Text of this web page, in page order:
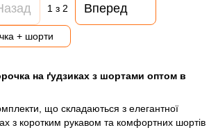
1 з 2 Вперед
на ґудзиках з шортами оптом в
що складаються з елегантної
з коротким рукавом та комфортних шортів
+ шорти